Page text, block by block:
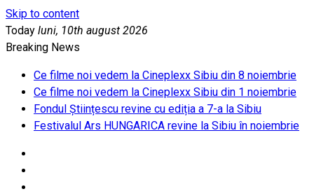
Skip to content
Today luni, 10th august 2026
Breaking News
Ce filme noi vedem la Cineplexx Sibiu din 8 noiembrie
Ce filme noi vedem la Cineplexx Sibiu din 1 noiembrie
Fondul Științescu revine cu ediția a 7-a la Sibiu
Festivalul Ars HUNGARICA revine la Sibiu în noiembrie